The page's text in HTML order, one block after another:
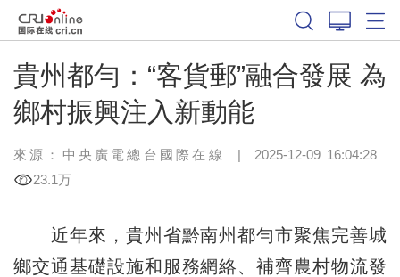
貴州都勻：“客貨郵”融合發展 為
鄉村振興注入新動能
來源：中央廣電總台國際在線 | 2025-12-09 16:04:28
23.1万
近年來，貴州省黔南州都勻市聚焦完善城
鄉交通基礎設施和服務網絡、補齊農村物流發